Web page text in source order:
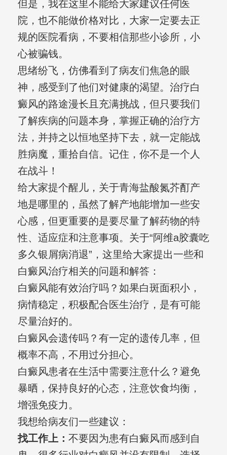
但是，我在这里不能给大家建议任何医
院，也不能做价格对比，大家一定要去正
规的医院看病，不要相信那些小诊所，小
心被骗钱。
思绪纷飞，仿佛看到了病友们焦急的眼
神，感受到了他们对健康的渴望。治疗白
癜风的路途漫长且充满挑战，但只要我们
了解疾病的问题本身，掌握正确的治疗方
法，并持之以恒地坚持下去，就一定能战
胜病魔，重拾自信。记住，你不是一个人
在战斗！
给大家提个醒儿，关于青海盐酸氮芥酊产
地是哪里的，虽然了解产地能增加一些安
心感，但更重要的是要尽量了解药物的特
性、适应症和注意事项。关于“阿维a胶囊吃
多久银屑病消退”，这里给大家提出一些和
白癜风治疗相关的问题和解答：
白癜风能有效治疗吗？如果白斑面积小，
病情稳定，积极配合医生治疗，是有可能
尽量治好的。
白癜风会遗传吗？有一定的遗传几率，但
概率不高，不用过分担心。
白癜风患者在生活中需要注意什么？避免
暴晒，保持良好的心态，注意饮食均衡，
增强免疫力。
我想给病友们一些建议：
找工作上： 不要因为患有白癜风而感到自